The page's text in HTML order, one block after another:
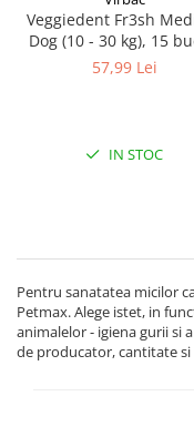
Veggiedent Fr3sh
Dog (10 - 30 kg), 15
57,99 Lei
IN STOC
Pentru sanatatea micilor
Petmax. Alege istet, in
animalelor - igiena gurii si
de producator, cantitate